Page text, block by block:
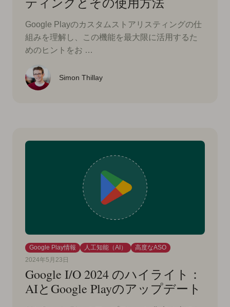
Google Playのカスタムストアリスティングの仕
組みを理解し、この機能を最大限に活用するた
めのヒントをお …
Simon Thillay
Google Play情報 人工知能（AI）
高度なASO
2024年5月23日
Google I/O 2024 のハイライト：
AIとGoogle Playのアップデート